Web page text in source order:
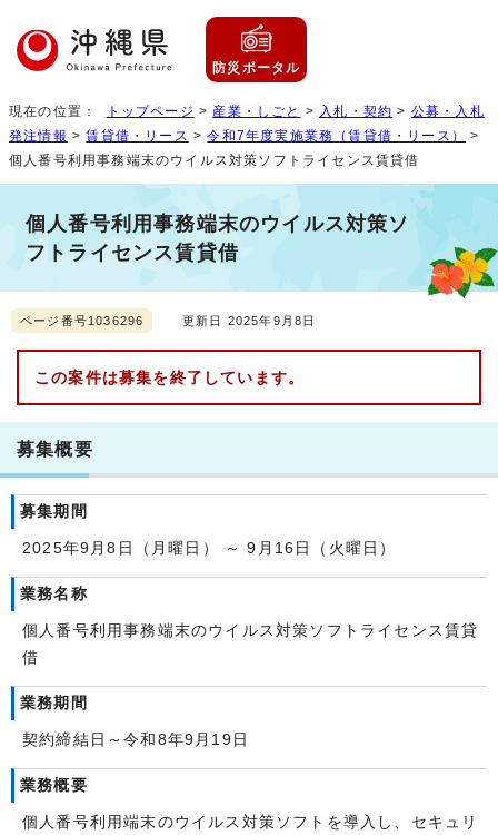
防災ポータル
現在の位置： トップページ > 産業・しごと > 入札・契約 > 公募・入札
発注情報 >賃貸借・リース >令和7年度実施業務（賃貸借・リース）
>
個人番号利用事務端末のウイルス対策ソフトライセンス賃貸借
個人番号利用事務端末のウイルス対策ソ
フトライセンス賃貸借
ページ番号1036296 更新日 2025年9月8日
この案件は募集を終了しています。
募集概要
募集期間
2025年9月8日（月曜日） ～ 9月16日（火曜日）
業務名称
個人番号利用事務端末のウイルス対策ソフトライセンス賃貸
借
業務期間
契約締結日～令和8年9月19日
業務概要
個人番号利用端末のウイルス対策ソフトを導入し、セキュリ